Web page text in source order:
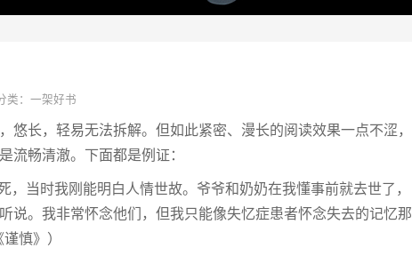
类： 一架好书
悠长，轻易无法拆解。但如此紧密、漫长的阅读效果一点不涩，
流畅清澈。下面都是例证：
，当时我刚能明白人情世故。爷爷和奶奶在我懂事前就去世了，
说。我非常怀念他们，但我只能像失忆症患者怀念失去的记忆那
慎》）